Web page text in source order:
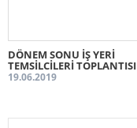
DÖNEM SONU İŞ YERİ
TEMSİLCİLERİ TOPLANTISI
19.06.2019